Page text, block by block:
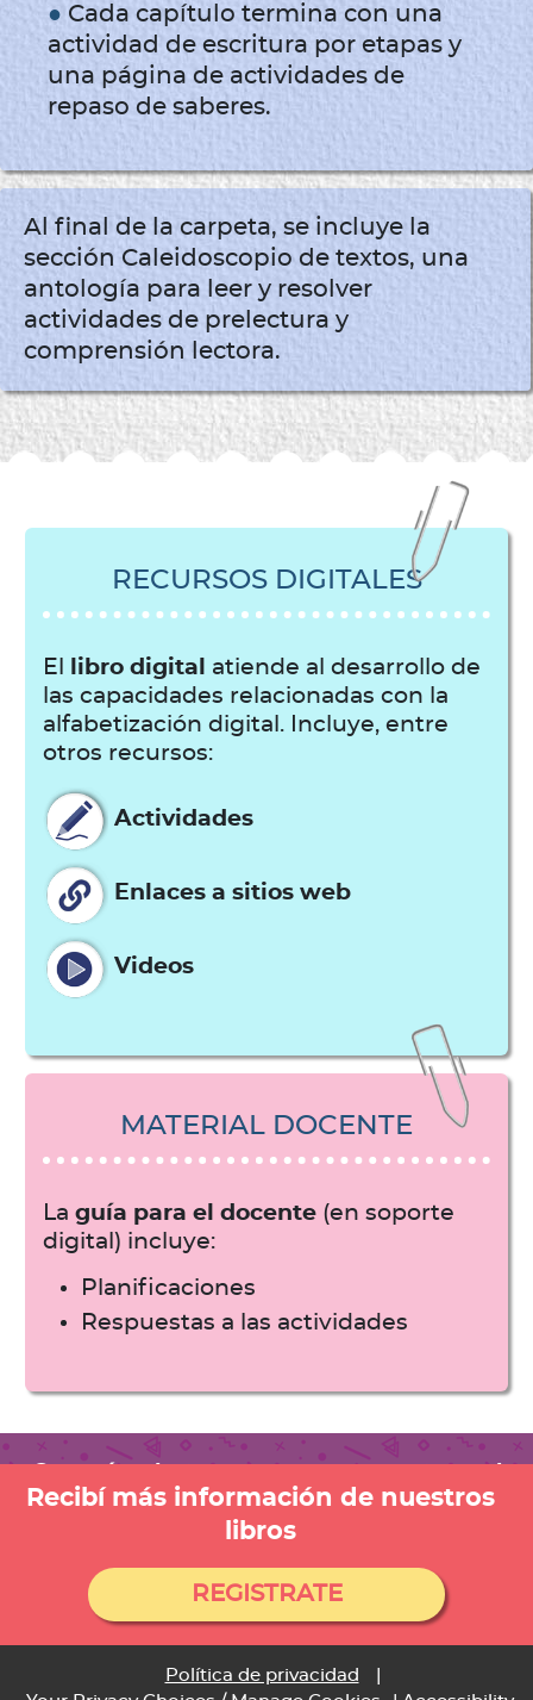
● Cada capítulo termina con una
actividad de escritura por etapas y
una página de actividades de
repaso de saberes.
Al final de la carpeta, se incluye la
sección Caleidoscopio de textos, una
antología para leer y resolver
actividades de prelectura y
comprensión lectora.
RECURSOS DIGITALES
El libro digital
atiende al desarrollo de
las capacidades relacionadas con la
alfabetización digital. Incluye, entre
otros recursos:
Actividades
Enlaces a sitios web
Videos
MATERIAL DOCENTE
La guía para el docente(en soporte
digital) incluye:
Planificaciones
Respuestas a las actividades
Segundo Ciclo
Recibí más información de nuestros
libros
REGISTRATE
Política de privacidad